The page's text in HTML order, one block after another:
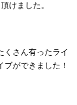
けました。
くさん有ったライ
ができました！